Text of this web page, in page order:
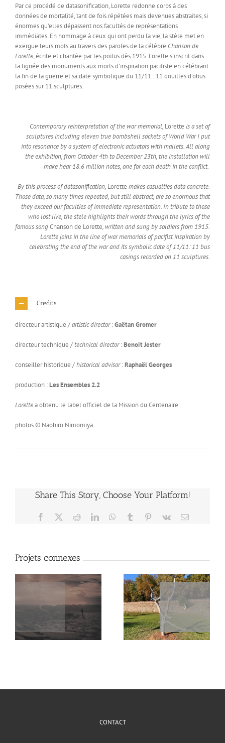
Par ce procédé de datasonification, Lorette redonne corps à des
données de mortalité, tant de fois répétées mais devenues abstraites, si
énormes qu’elles dépassent nos facultés de représentations
immédiates. En hommage à ceux qui ont perdu la vie, la stèle met en
exergue leurs mots au travers des paroles de la célèbre Chanson de
Lorette, écrite et chantée par les poilus dès 1915. Lorette s’inscrit dans
la lignée des monuments aux morts d’inspiration pacifiste en célébrant
la fin de la guerre et sa date symbolique du 11/11 : 11 douilles d’obus
posées sur 11 sculptures.
Contemporary reinterpretation of the war memorial, Lorette is a set of
sculptures including eleven true bombshell sockets of World War I put
into resonance by a system of electronic actuators with mallets. All along
the exhibition, from October 4th to December 23th, the installation will
make hear 18.6 million notes, one for each death in the conflict.
By this process of datasonification, Lorette makes casualties data concrete.
Those data, so many times repeated, but still abstract, are so enormous that
they exceed our faculties of immediate representation. In tribute to those
who lost live, the stele highlights their words through the lyrics of the
famous songChanson de Lorette, written and sung by soldiers from 1915.
Lorette joins in the line of war memorials of pacifist inspiration by
celebrating the end of the war and its symbolic date of 11/11: 11 bus
casings recorded on 11 sculptures.
Credits
directeur artistique /artistic director:Gaëtan Gromer
directeur technique /technical director:Benoit Jester
conseiller historique /historical advisor:Raphaël Georges
production :Les Ensembles 2.2
Lorettea obtenu le label officiel de la Mission du Centenaire.
photos © Naohiro Nimomiya
Share This Story, Choose Your Platform!
Facebook RedditLinkedInWhatsApp
Tumblr Pinterest
Vk Email
Projets connexes
Unedo (2021)
Sans faire de
vagues… (2021)
CONTACT